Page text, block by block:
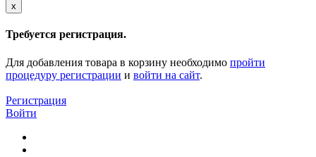
x
Требуется регистрация.
Для добавления товара в корзину необходимо пройти
процедуру регистрации и войти на сайт.
Регистрация
Войти